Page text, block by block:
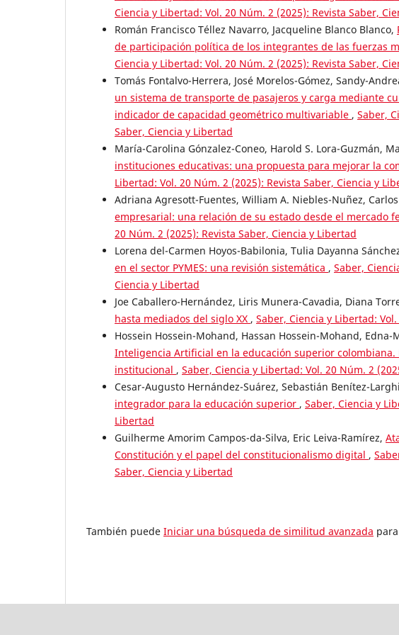
Ciencia y Libertad: Vol. 20 Núm. 2 (2025): Revista Saber,
Román Francisco Téllez Navarro, Jacqueline Blanco Blanco,
de participación política de los integrantes de las fuerzas
Ciencia y Libertad: Vol. 20 Núm. 2 (2025): Revista Saber,
Tomás Fontalvo-Herrera, José Morelos-Gómez, Sandy-
un sistema de transporte de pasajeros y carga mediante
indicador de capacidad geométrico multivariable , Saber,
Saber, Ciencia y Libertad
María-Carolina Gónzalez-Coneo, Harold S. Lora-Guzmán,
instituciones educativas: una propuesta para mejorar la
Libertad: Vol. 20 Núm. 2 (2025): Revista Saber, Ciencia y
Adriana Agresott-Fuentes, William A. Niebles-Nuñez, Carlos
empresarial: una relación de su estado desde el mercado
20 Núm. 2 (2025): Revista Saber, Ciencia y Libertad
Lorena del-Carmen Hoyos-Babilonia, Tulia Dayanna
en el sector PYMES: una revisión sistemática , Saber,
Ciencia y Libertad
Joe Caballero-Hernández, Liris Munera-Cavadia, Diana
hasta mediados del siglo XX , Saber, Ciencia y Libertad:
Hossein Hossein-Mohand, Hassan Hossein-Mohand,
Inteligencia Artificial en la educación superior
institucional , Saber, Ciencia y Libertad: Vol. 20 Núm. 2
Cesar-Augusto Hernández-Suárez, Sebastián Benítez-
integrador para la educación superior , Saber, Ciencia y
Libertad
Guilherme Amorim Campos-da-Silva, Eric Leiva-Ramírez,
Constitución y el papel del constitucionalismo digital ,
Saber, Ciencia y Libertad
También puede Iniciar una búsqueda de similitud avanzada